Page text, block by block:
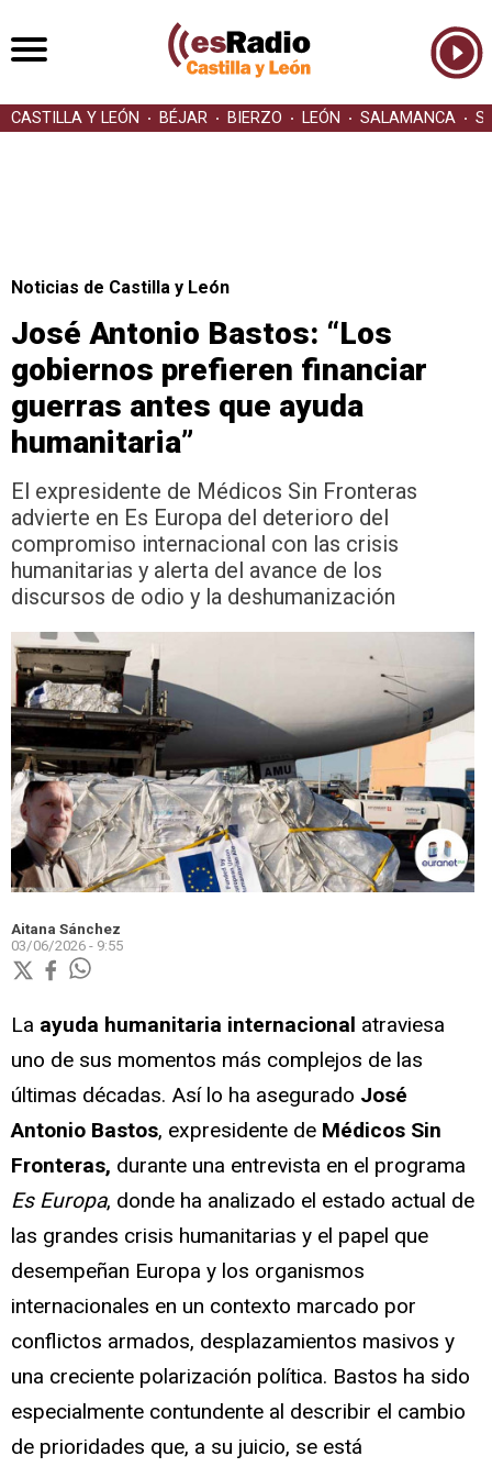
CASTILLA Y LEÓN BÉJAR BIERZO LEÓN SALAMANCA
Noticias de Castilla y León
José Antonio Bastos: “Los
gobiernos prefieren financiar
guerras antes que ayuda
humanitaria”
El expresidente de Médicos Sin Fronteras
advierte en Es Europa del deterioro del
compromiso internacional con las crisis
humanitarias y alerta del avance de los
discursos de odio y la deshumanización
Aitana Sánchez
03/06/2026 - 9:55
La ayuda humanitaria internacional atraviesa
uno de sus momentos más complejos de las
últimas décadas. Así lo ha asegurado José
Antonio Bastos, expresidente de Médicos Sin
Fronteras, durante una entrevista en el programa
Es Europa, donde ha analizado el estado actual de
las grandes crisis humanitarias y el papel que
desempeñan Europa y los organismos
internacionales en un contexto marcado por
conflictos armados, desplazamientos masivos y
una creciente polarización política. Bastos ha sido
especialmente contundente al describir el cambio
de prioridades que, a su juicio, se está